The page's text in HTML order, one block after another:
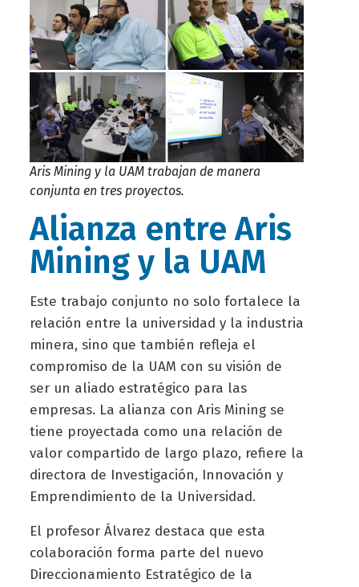
Aris Mining y la UAM trabajan de manera
conjunta en tres proyectos.
Alianza entre Aris
Mining y la UAM
Este trabajo conjunto no solo fortalece la
relación entre la universidad y la industria
minera, sino que también refleja el
compromiso de la UAM con su visión de
ser un aliado estratégico para las
empresas. La alianza con Aris Mining se
tiene proyectada como una relación de
valor compartido de largo plazo, refiere la
directora de Investigación, Innovación y
Emprendimiento de la Universidad.
El profesor Álvarez destaca que esta
colaboración forma parte del nuevo
Direccionamiento Estratégico de la